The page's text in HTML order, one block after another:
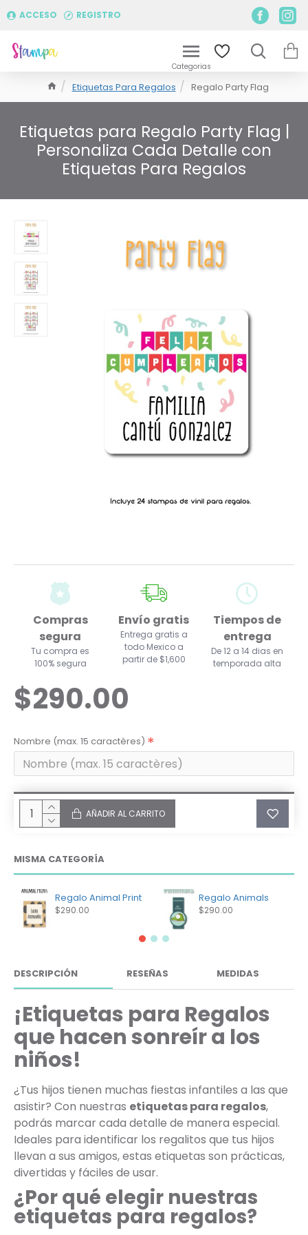
ACCESO REGISTRO
Etiquetas Para Regalos Regalo Party Flag
Etiquetas para Regalo Party Flag |
Personaliza Cada Detalle con
Etiquetas Para Regalos
Compras
segura
Tu compra es
100% segura
Envío gratis
Entrega gratis a
todo Mexico a
partir de $1,600
Tiempos de
entrega
De 12 a 14 dias en
temporada alta
$290.00
Nombre (max. 15 caractères)
AÑADIR AL CARRITO
MISMA CATEGORÍA
Regalo Animal Print
$290.00
Regalo Animals
$290.00
DESCRIPCIÓN RESEÑAS MEDIDAS
¡Etiquetas para Regalos
que hacen sonreír a los
niños!
¿Tus hijos tienen muchas fiestas infantiles a las que
asistir? Con nuestras etiquetas para regalos,
podrás marcar cada detalle de manera especial.
Ideales para identificar los regalitos que tus hijos
llevan a sus amigos, estas etiquetas son prácticas,
divertidas y fáciles de usar.
¿Por qué elegir nuestras
etiquetas para regalos?